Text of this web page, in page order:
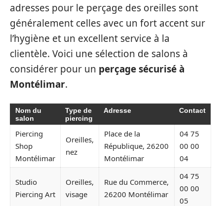
adresses pour le perçage des oreilles sont
généralement celles avec un fort accent sur
l’hygiène et un excellent service à la
clientèle. Voici une sélection de salons à
considérer pour un perçage sécurisé à
Montélimar.
Nom du
salon
Type de
piercing
Adresse Contact
Piercing
Shop
Montélimar
Oreilles,
nez
Place de la
République, 26200
Montélimar
04 75
00 00
04
Studio
Piercing Art
Oreilles,
visage
Rue du Commerce,
26200 Montélimar
04 75
00 00
05